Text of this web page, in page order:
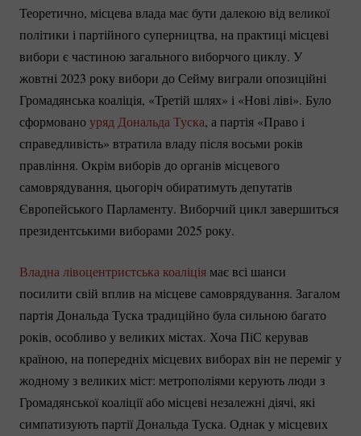
Теоретично, місцева влада має бути далекою від великої
політики і партійного суперництва, на практиці місцеві
вибори є частиною загального виборчого циклу. У
жовтні 2023 року вибори до Сейму виграли опозиційні
Громадянська коаліція, «Третій шлях» і «Нові ліві». Було
сформованоуряд Дональда Туска, а партія «Право і
справедливість» втратила владу після восьми років
правління. Окрім виборів до органів місцевого
самоврядування, цьогоріч обиратимуть депутатів
Європейського Парламенту. Виборчий цикл завершиться
президентськими виборами 2025 року.
Владна лівоцентристська коаліція має всі шанси
посилити свій вплив на місцеве самоврядування. Загалом
партія Дональда Туска традиційно була сильною багато
років, особливо у великих містах. Хоча ПіС керував
країною, на попередніх місцевих виборах він не переміг у
жодному з великих міст: метрополіями керують люди з
Громадянської коаліції або місцеві незалежні діячі, які
симпатизують партії Дональда Туска. Однак у місцевих